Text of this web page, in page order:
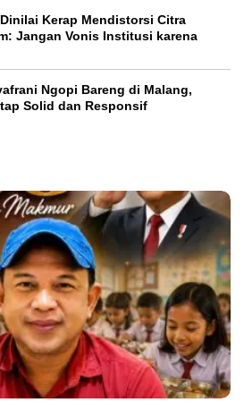
Kerap Mendistorsi Citra
Jangan Vonis Institusi karena
Ngopi Bareng di Malang,
Solid dan Responsif